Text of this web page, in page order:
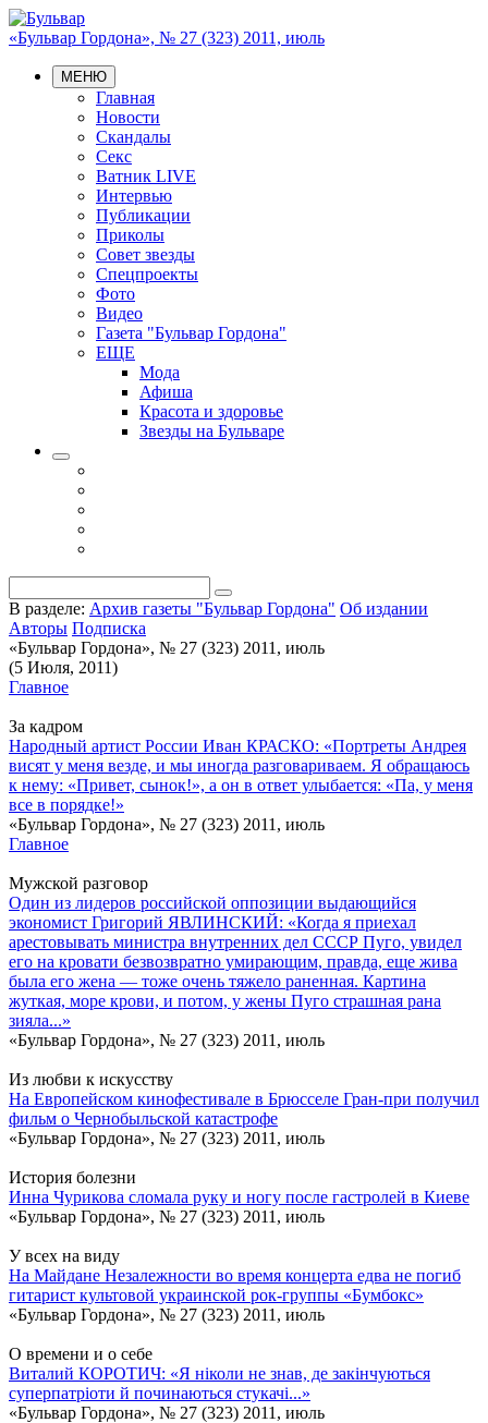
«Бульвар Гордона», № 27 (323) 2011, июль
МЕНЮ
Главная
Новости
Скандалы
Секс
Ватник LIVE
Интервью
Публикации
Приколы
Совет звезды
Спецпроекты
Фото
Видео
Газета "Бульвар Гордона"
ЕЩЕ
Мода
Афиша
Красота и здоровье
Звезды на Бульваре
В разделе: Архив газеты "Бульвар Гордона" Об издании
Авторы Подписка
«Бульвар Гордона», № 27 (323) 2011, июль
(5 Июля, 2011)
Главное
За кадром
Народный артист России Иван КРАСКО: «Портреты Андрея
висят у меня везде, и мы иногда разговариваем. Я обращаюсь
к нему: «Привет, сынок!», а он в ответ улыбается: «Па, у меня
все в порядке!»
«Бульвар Гордона», № 27 (323) 2011, июль
Главное
Мужской разговор
Один из лидеров российской оппозиции выдающийся
экономист Григорий ЯВЛИНСКИЙ: «Когда я приехал
арестовывать министра внутренних дел СССР Пуго, увидел
его на кровати безвозвратно умирающим, правда, еще жива
была его жена — тоже очень тяжело раненная. Картина
жуткая, море крови, и потом, у жены Пуго страшная рана
зияла...»
«Бульвар Гордона», № 27 (323) 2011, июль
Из любви к искусству
На Европейском кинофестивале в Брюсселе Гран-при получил
фильм о Чернобыльской катастрофе
«Бульвар Гордона», № 27 (323) 2011, июль
История болезни
Инна Чурикова сломала руку и ногу после гастролей в Киеве
«Бульвар Гордона», № 27 (323) 2011, июль
У всех на виду
На Майдане Незалежности во время концерта едва не погиб
гитарист культовой украинской рок-группы «Бумбокс»
«Бульвар Гордона», № 27 (323) 2011, июль
О времени и о себе
Виталий КОРОТИЧ: «Я нiколи не знав, де закiнчуються
суперпатрiоти й починаються стукачi...»
«Бульвар Гордона», № 27 (323) 2011, июль